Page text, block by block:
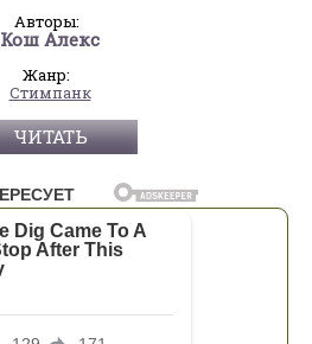
Авторы:
Кош Алекс
Жанр:
Стимпанк
ЧИТАТЬ